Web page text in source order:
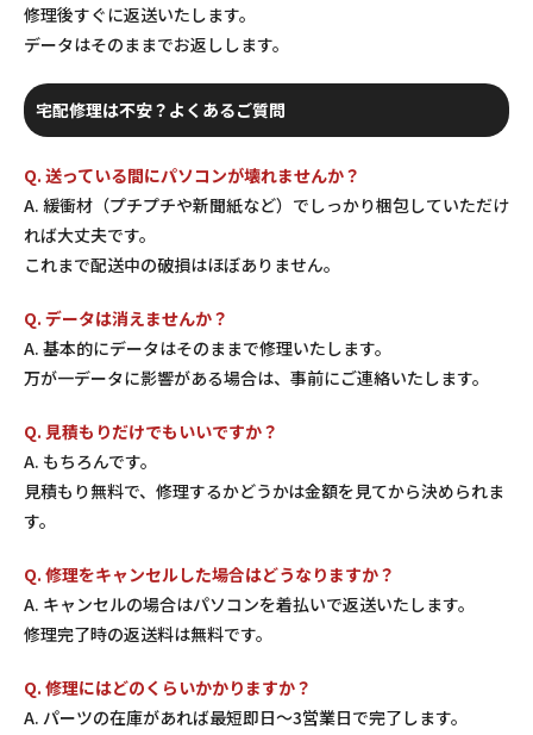
修理後すぐに返送いたします。
データはそのままでお返しします。
宅配修理は不安？よくあるご質問
Q. 送っている間にパソコンが壊れませんか？
A. 緩衝材（プチプチや新聞紙など）でしっかり梱包していただけ
れば大丈夫です。
これまで配送中の破損はほぼありません。
Q. データは消えませんか？
A. 基本的にデータはそのままで修理いたします。
万が一データに影響がある場合は、事前にご連絡いたします。
Q. 見積もりだけでもいいですか？
A. もちろんです。
見積もり無料で、修理するかどうかは金額を見てから決められま
す。
Q. 修理をキャンセルした場合はどうなりますか？
A. キャンセルの場合はパソコンを着払いで返送いたします。
修理完了時の返送料は無料です。
Q. 修理にはどのくらいかかりますか？
A. パーツの在庫があれば最短即日〜3営業日で完了します。